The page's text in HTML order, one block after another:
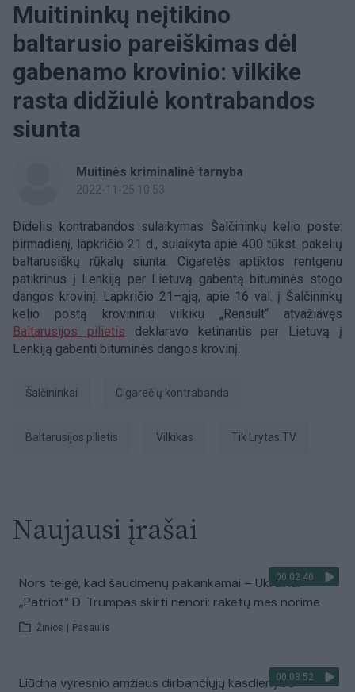
Muitininkų neįtikino
baltarusio pareiškimas dėl
gabenamo krovinio: vilkike
rasta didžiulė kontrabandos
siunta
Muitinės kriminalinė tarnyba
2022-11-25 10:53
Didelis kontrabandos sulaikymas Šalčininkų kelio poste:
pirmadienį, lapkričio 21 d., sulaikyta apie 400 tūkst. pakelių
baltarusiškų rūkalų siunta. Cigaretės aptiktos rentgenu
patikrinus į Lenkiją per Lietuvą gabentą bituminės stogo
dangos krovinį. Lapkričio 21–ąją, apie 16 val. į Šalčininkų
kelio postą krovininiu vilkiku „Renault“ atvažiavęs
Baltarusijos pilietis deklaravo ketinantis per Lietuvą į
Lenkiją gabenti bituminės dangos krovinį.
Šalčininkai cigarečių kontrabanda
Baltarusijos pilietis vilkikas tik Lrytas.TV
Naujausi įrašai
00:02:40
Nors teigė, kad šaudmenų pakankamai – Ukrainai
„Patriot“ D. Trumpas skirti nenori: raketų mes norime
Žinios Pasaulis
00:03:52
Liūdna vyresnio amžiaus dirbančiųjų kasdienybė –